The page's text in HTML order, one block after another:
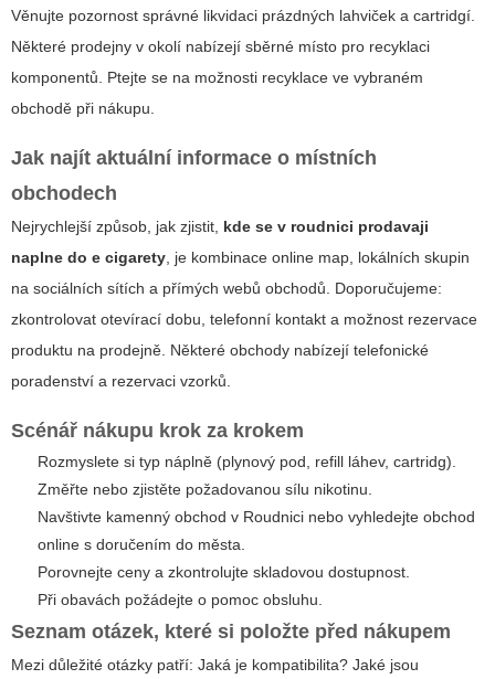
Věnujte pozornost správné likvidaci prázdných lahviček a cartridgí.
Některé prodejny v okolí nabízejí sběrné místo pro recyklaci
komponentů. Ptejte se na možnosti recyklace ve vybraném
obchodě při nákupu.
Jak najít aktuální informace o místních
obchodech
Nejrychlejší způsob, jak zjistit, kde se v roudnici prodavaji
naplne do e cigarety, je kombinace online map, lokálních skupin
na sociálních sítích a přímých webů obchodů. Doporučujeme:
zkontrolovat otevírací dobu, telefonní kontakt a možnost rezervace
produktu na prodejně. Některé obchody nabízejí telefonické
poradenství a rezervaci vzorků.
Scénář nákupu krok za krokem
Rozmyslete si typ náplně (plynový pod, refill láhev, cartridg).
Změřte nebo zjistěte požadovanou sílu nikotinu.
Navštivte kamenný obchod v Roudnici nebo vyhledejte obchod
online s doručením do města.
Porovnejte ceny a zkontrolujte skladovou dostupnost.
Při obavách požádejte o pomoc obsluhu.
Seznam otázek, které si položte před nákupem
Mezi důležité otázky patří: Jaká je kompatibilita? Jaké jsou